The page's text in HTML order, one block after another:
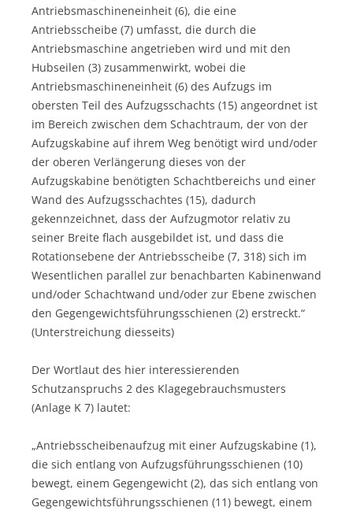
Antriebsmaschineneinheit (6), die eine
Antriebsscheibe (7) umfasst, die durch die
Antriebsmaschine angetrieben wird und mit den
Hubseilen (3) zusammenwirkt, wobei die
Antriebsmaschineneinheit (6) des Aufzugs im
obersten Teil des Aufzugsschachts (15) angeordnet ist
im Bereich zwischen dem Schachtraum, der von der
Aufzugskabine auf ihrem Weg benötigt wird und/oder
der oberen Verlängerung dieses von der
Aufzugskabine benötigten Schachtbereichs und einer
Wand des Aufzugsschachtes (15), dadurch
gekennzeichnet, dass der Aufzugmotor relativ zu
seiner Breite flach ausgebildet ist, und dass die
Rotationsebene der Antriebsscheibe (7, 318) sich im
Wesentlichen parallel zur benachbarten Kabinenwand
und/oder Schachtwand und/oder zur Ebene zwischen
den Gegengewichtsführungsschienen (2) erstreckt.“
(Unterstreichung diesseits)
Der Wortlaut des hier interessierenden
Schutzanspruchs 2 des Klagegebrauchsmusters
(Anlage K 7) lautet:
„Antriebsscheibenaufzug mit einer Aufzugskabine (1),
die sich entlang von Aufzugsführungsschienen (10)
bewegt, einem Gegengewicht (2), das sich entlang von
Gegengewichtsführungsschienen (11) bewegt, einem